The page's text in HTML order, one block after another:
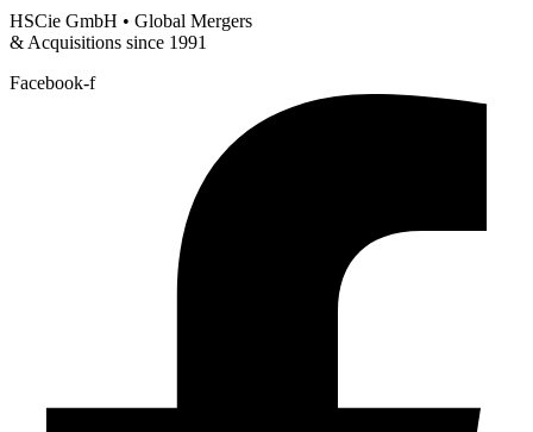
HSCie GmbH • Global Mergers
& Acquisitions since 1991
Facebook-f